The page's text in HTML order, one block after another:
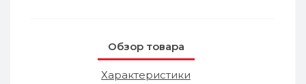
Обзор товара
Характеристики